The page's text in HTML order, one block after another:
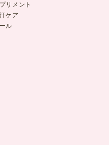
リメント
ケア
ル